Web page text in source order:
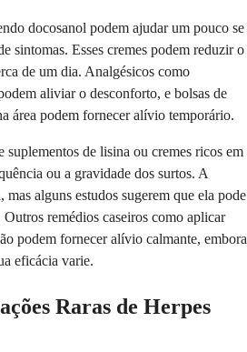
docosanol podem ajudar um pouco se
sintomas. Esses cremes podem reduzir o
de um dia. Analgésicos como
aliviar o desconforto, e bolsas de
área podem fornecer alívio temporário.
suplementos de lisina ou cremes ricos em
ou a gravidade dos surtos. A
mas alguns estudos sugerem que ela pode
remédios caseiros como aplicar
podem fornecer alívio calmante, embora
eficácia varie.
Raras de Herpes